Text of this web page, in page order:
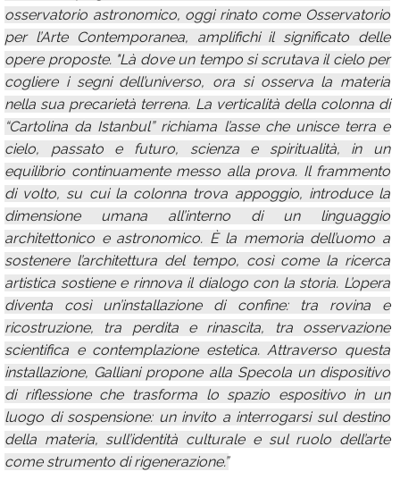
osservatorio astronomico, oggi rinato come Osservatorio
per l’Arte Contemporanea, amplifichi il significato delle
opere proposte. "Là dove un tempo si scrutava il cielo per
cogliere i segni dell’universo, ora si osserva la materia
nella sua precarietà terrena. La verticalità della colonna di
“Cartolina da Istanbul” richiama l’asse che unisce terra e
cielo, passato e futuro, scienza e spiritualità, in un
equilibrio continuamente messo alla prova. Il frammento
di volto, su cui la colonna trova appoggio, introduce la
dimensione umana all’interno di un linguaggio
architettonico e astronomico. È la memoria dell’uomo a
sostenere l’architettura del tempo, così come la ricerca
artistica sostiene e rinnova il dialogo con la storia. L’opera
diventa così un’installazione di confine: tra rovina e
ricostruzione, tra perdita e rinascita, tra osservazione
scientifica e contemplazione estetica. Attraverso questa
installazione, Galliani propone alla Specola un dispositivo
di riflessione che trasforma lo spazio espositivo in un
luogo di sospensione: un invito a interrogarsi sul destino
della materia, sull’identità culturale e sul ruolo dell’arte
come strumento di rigenerazione.”